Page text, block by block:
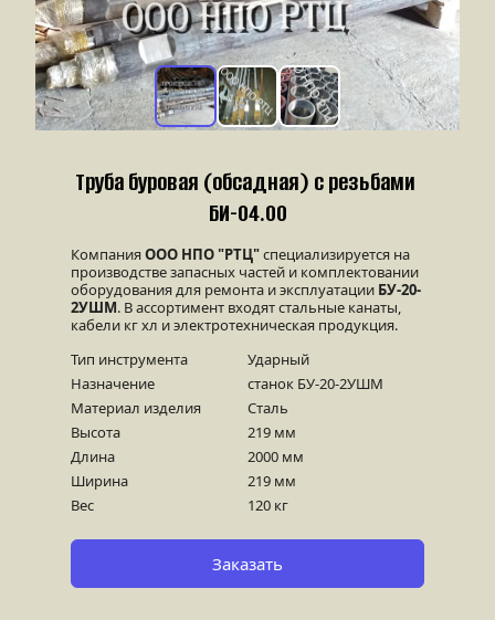
Труба буровая (обсадная) с резьбами
БИ-04.00
Компания ООО НПО "РТЦ" специализируется на
производстве запасных частей и комплектовании
оборудования для ремонта и эксплуатации БУ-20-
2УШМ. В ассортимент входят стальные канаты,
кабели кг хл и электротехническая продукция.
Тип инструмента
Ударный
Назначение
станок БУ-20-2УШМ
Материал изделия
Сталь
Высота
219 мм
Длина
2000 мм
Ширина
219 мм
Вес
120 кг
Заказать